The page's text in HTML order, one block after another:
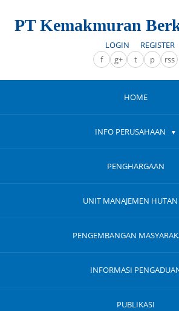
PT Kemakmuran
LOGIN
REGISTER
f
g+ t p rss
HOME
INFO PERUSAHAAN
PENGHARGAAN
UNIT MANAJEMEN HUTAN
PENGEMBANGAN
INFORMASI
PUBLIKASI